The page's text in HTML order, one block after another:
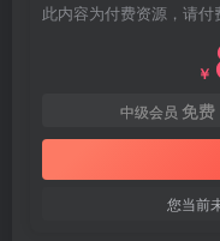
此内容为付费资源，请付
￥
中级会员 免费
您当前